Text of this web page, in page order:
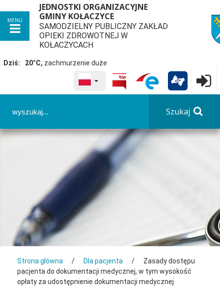
MENU
JEDNOSTKI ORGANIZACYJNE
GMINY KOŁACZYCE
SAMODZIELNY PUBLICZNY ZAKŁAD
OPIEKI ZDROWOTNEJ W
KOŁACZYCACH
Dziś: 20°C, zachmurzenie duże
WYBRANY JĘZYK POLSKA
Szukaj
Tutaj jesteś
Strona główna / Dla pacjenta /
Zasady dostępu
pacjenta do dokumentacji medycznej, w tym wysokość
opłaty za udostępnienie dokumentacji medycznej
Panel dostosowania ułatwień dostępu